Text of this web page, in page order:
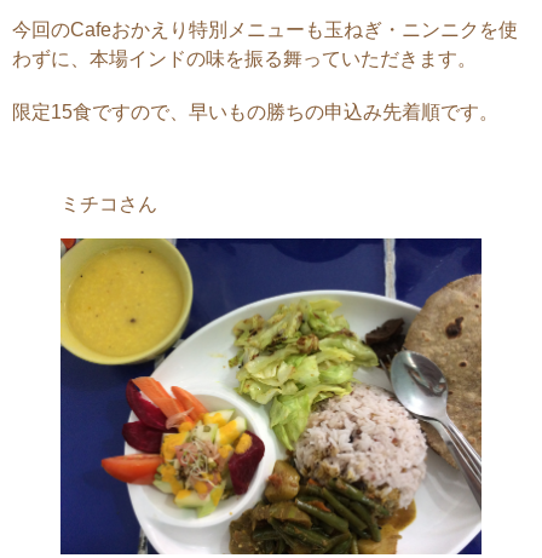
今回のCafeおかえり特別メニューも玉ねぎ・ニンニクを使
わずに、本場インドの味を振る舞っていただきます。
限定15食ですので、早いもの勝ちの申込み先着順です。
ミチコさん